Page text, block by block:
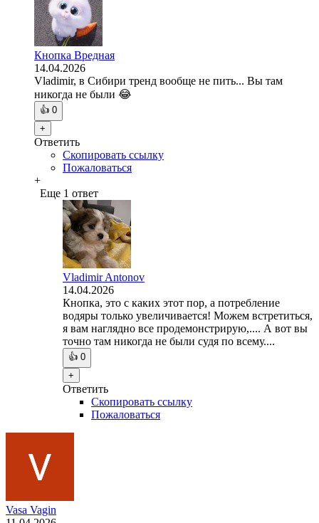
Кнопка Вредная
14.04.2026
Vladimir, в Сибири тренд вообще не пить... Вы там
никогда не были 😂
👍 0
+
Ответить
Скопировать ссылку
Пожаловаться
+
Еще 1 ответ
Vladimir Antonov
14.04.2026
Кнопка, это с каких этот пор, а потребление
водяры только увеличивается! Можем встретиться,
я вам наглядно все продемонстрирую,.... А вот вы
точно там никогда не были судя по всему....
👍 0
+
Ответить
Скопировать ссылку
Пожаловаться
Vasa Vagin